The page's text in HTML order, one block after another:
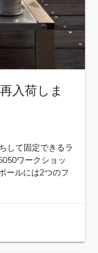
入荷しま
して固定できるラ
ワークショッ
ールには2つのフ